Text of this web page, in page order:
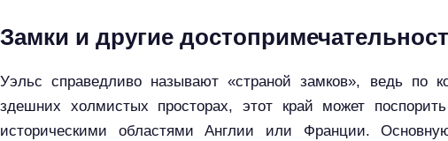
Замки и другие
Уэльс справедливо называют «страной замков», ведь по
здешних холмистых просторах, этот край может
историческими областями Англии или Франции.